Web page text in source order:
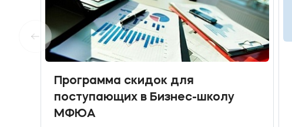
Программа скидок для
поступающих в Бизнес-школу
МФЮА